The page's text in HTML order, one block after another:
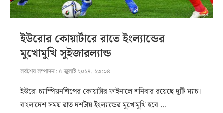
ইউরোর কোয়ার্টারে রাতে ইংল্যান্ডের
মুখোমুখি সুইজারল্যান্ড
সর্বশেষ সম্পাদনা: ৫ জুলাই ২০২৪, ২৩:০৪
ইউরো চ্যাম্পিয়নশিপের কোয়ার্টার ফাইনালে শনিবার রয়েছে দুটি ম্যাচ।
বাংলাদেশ সময় রাত দশটায় ইংল্যান্ডের মুখোমুখি হবে …